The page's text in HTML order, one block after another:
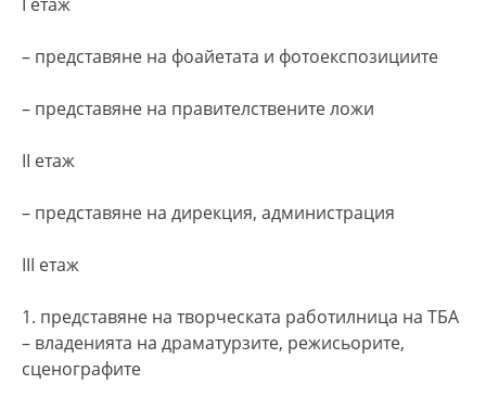
– представяне на фоайетата и фотоекспозициите
– представяне на правителствените ложи
ІІ етаж
– представяне на дирекция, администрация
ІІІ етаж
1. представяне на творческата работилница на ТБА
– владенията на драматурзите, режисьорите,
сценографите